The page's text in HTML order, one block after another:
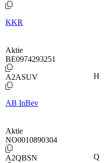
KKR
Aktie
BE0974293251
A2ASUV
AB InBev
H
Aktie
NO0010890304
A2QBSN Q